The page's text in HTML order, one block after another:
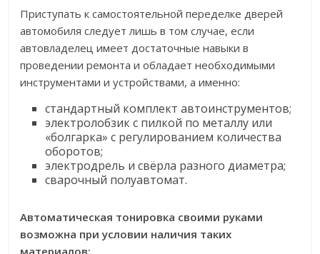
Приступать к самостоятельной переделке дверей
автомобиля следует лишь в том случае, если
автовладелец имеет достаточные навыки в
проведении ремонта и обладает необходимыми
инструментами и устройствами, а именно:
стандартный комплект автоинструментов;
электролобзик с пилкой по металлу или
«болгарка» с регулированием количества
оборотов;
электродрель и свёрла разного диаметра;
сварочный полуавтомат.
Автоматическая тонировка своими руками
возможна при условии наличия таких